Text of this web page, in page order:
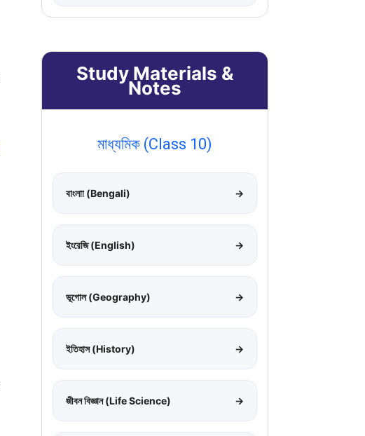
Study Materials &
Notes
মাধ্যমিক (Class 10)
বাংলাা (Bengali) →
ইংরেজি (English) →
ভূগোল (Geography) →
ইতিহাস (History) →
জীবন বিজ্ঞান (Life Science) →